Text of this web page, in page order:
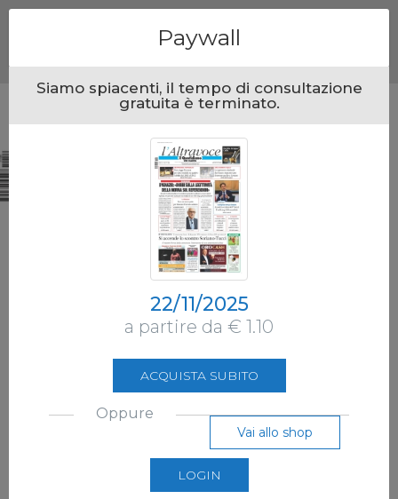
Paywall
Siamo spiacenti, il tempo di consultazione
gratuita è terminato.
22/11/2025
a partire da € 1.10
ACQUISTA SUBITO
Oppure
Vai allo shop
LOGIN